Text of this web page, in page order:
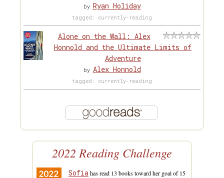
by Ryan Holiday
tagged: currently-reading
Alone on the Wall: Alex
Honnold and the Ultimate Limits of
Adventure
by Alex Honnold
tagged: currently-reading
2022 Reading Challenge
Sofia has read 13 books toward her goal of 15